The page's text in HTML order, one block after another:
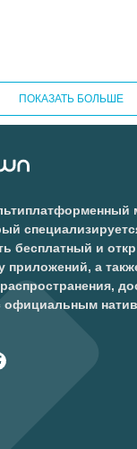
ПОКАЗАТЬ БОЛЬШЕ
бесплатный и
приложений, а
официальным